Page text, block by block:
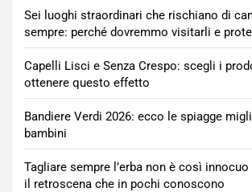
Sei luoghi straordinari che rischiano di
sempre: perché dovremmo visitarli e
Capelli Lisci e Senza Crespo: scegli i
ottenere questo effetto
Bandiere Verdi 2026: ecco le spiagge
bambini
Tagliare sempre l’erba non è così
il retroscena che in pochi conoscono